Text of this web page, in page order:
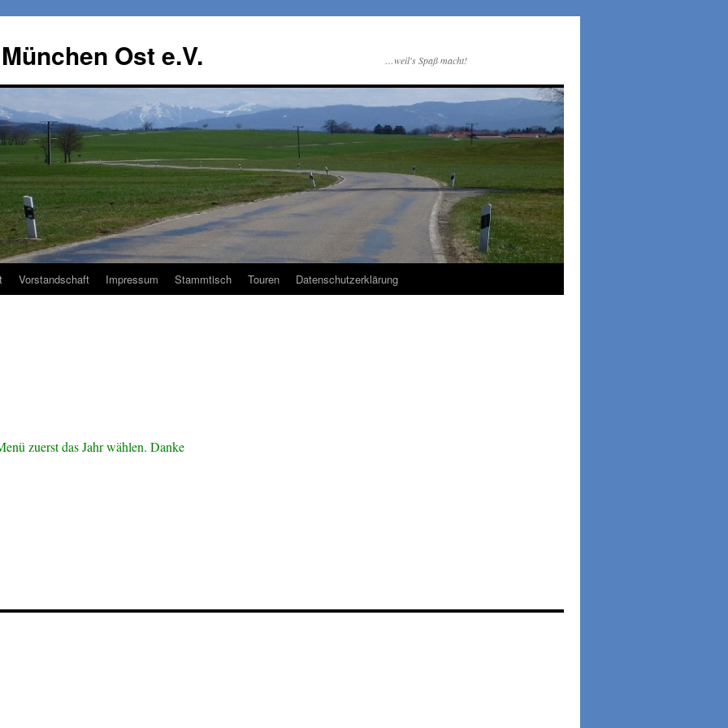
Ost e.V. …weil's Spaß macht!
Vorstandschaft Impressum Stammtisch Touren Datenschutzerklärung
zuerst das Jahr wählen. Danke